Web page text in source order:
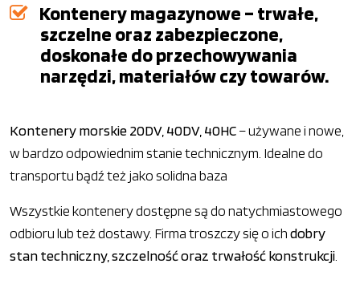
Kontenery magazynowe – trwałe,
szczelne oraz zabezpieczone,
doskonałe do przechowywania
narzędzi, materiałów czy towarów.
Kontenery morskie 20DV, 40DV, 40HC– używane i nowe,
w bardzo odpowiednim stanie technicznym. Idealne do
transportu bądź też jako solidna baza
Wszystkie kontenery dostępne są do natychmiastowego
odbioru lub też dostawy. Firma troszczy się o ichdobry
stan techniczny, szczelność oraz trwałość konstrukcji